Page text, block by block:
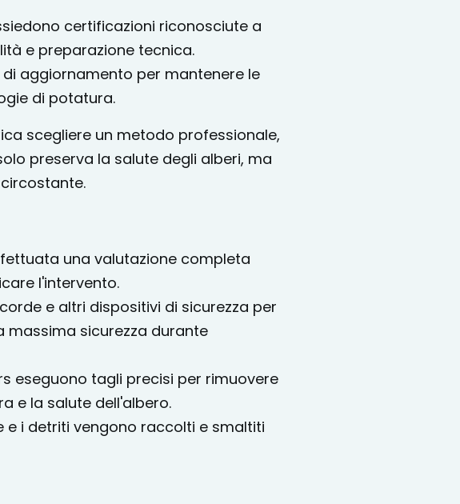
certificazioni riconosciute a
e preparazione tecnica.
aggiornamento per mantenere le
di potatura.
scegliere un metodo professionale,
preserva la salute degli alberi, ma
una valutazione completa
l'intervento.
e altri dispositivi di sicurezza per
massima sicurezza durante
eseguono tagli precisi per rimuovere
e la salute dell'albero.
i detriti vengono raccolti e smaltiti